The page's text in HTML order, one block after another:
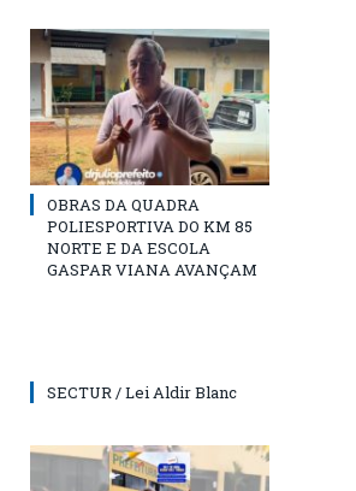
OBRAS DA QUADRA
POLIESPORTIVA DO KM 85
NORTE E DA ESCOLA
GASPAR VIANA AVANÇAM
SECTUR / Lei Aldir Blanc